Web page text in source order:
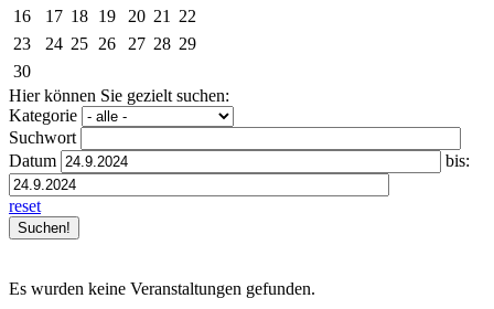
16
17 18 19 20 21
22
23
24 25 26 27 28 29
30
Hier können Sie gezielt suchen:
Kategorie
Suchwort
Datum
bis:
reset
Es wurden keine Veranstaltungen gefunden.